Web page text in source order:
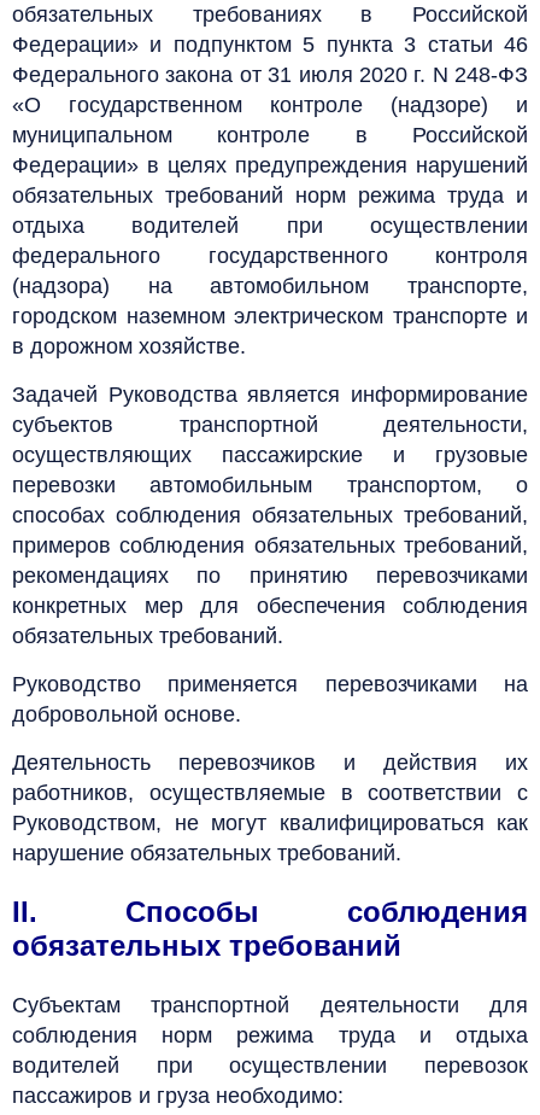
обязательных требованиях в Российской
Федерации» и подпунктом 5 пункта 3 статьи 46
Федерального закона от 31 июля 2020 г. N 248-ФЗ
«О государственном контроле (надзоре) и
муниципальном контроле в Российской
Федерации» в целях предупреждения нарушений
обязательных требований норм режима труда и
отдыха водителей при осуществлении
федерального государственного контроля
(надзора) на автомобильном транспорте,
городском наземном электрическом транспорте и
в дорожном хозяйстве.
Задачей Руководства является информирование
субъектов транспортной деятельности,
осуществляющих пассажирские и грузовые
перевозки автомобильным транспортом, о
способах соблюдения обязательных требований,
примеров соблюдения обязательных требований,
рекомендациях по принятию перевозчиками
конкретных мер для обеспечения соблюдения
обязательных требований.
Руководство применяется перевозчиками на
добровольной основе.
Деятельность перевозчиков и действия их
работников, осуществляемые в соответствии с
Руководством, не могут квалифицироваться как
нарушение обязательных требований.
II. Способы соблюдения
обязательных требований
Субъектам транспортной деятельности для
соблюдения норм режима труда и отдыха
водителей при осуществлении перевозок
пассажиров и груза необходимо: